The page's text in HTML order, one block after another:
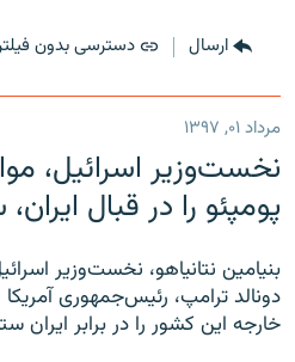
ارسال دسترسی بدون
مرداد ۰۱, ۱۳۹۷
نخست‌وزیر اسرائیل،
پومپئو را در قبال
بنیامین نتانیاهو، نخست‌وزیر
دونالد ترامپ، رئیس‌جمهوری آمریکا
خارجه این کشور را در برابر ایران